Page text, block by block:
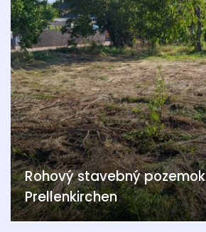
Rohový stavebný pozemok
Prellenkirchen